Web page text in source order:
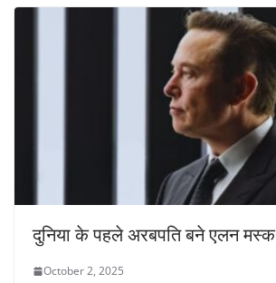
दुनिया के पहले अरबपति बने एलन मस्क
October 2, 2025